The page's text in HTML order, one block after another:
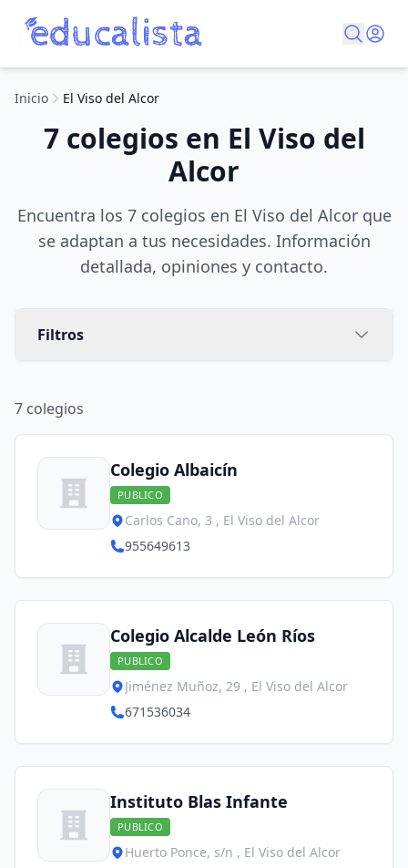
Inicio El Viso del Alcor
7 colegios en El Viso del
Alcor
Encuentra los 7 colegios en El Viso del Alcor que
se adaptan a tus necesidades. Información
detallada, opiniones y contacto.
Filtros
7 colegios
Colegio Albaicín
PUBLICO
Carlos Cano, 3 , El Viso del Alcor
955649613
Colegio Alcalde León Ríos
PUBLICO
Jiménez Muñoz, 29 , El Viso del Alcor
671536034
Instituto Blas Infante
PUBLICO
Huerto Ponce, s/n , El Viso del Alcor